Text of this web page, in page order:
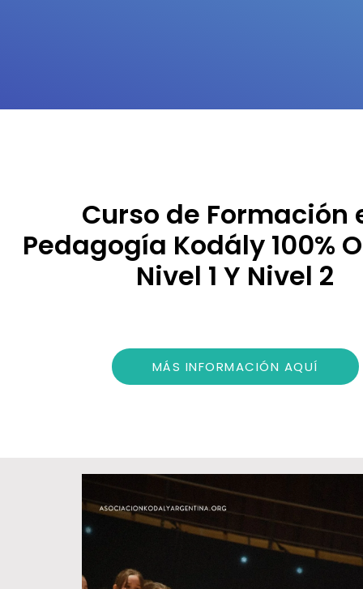
Curso de Formación
Pedagogía Kodály 100%
Nivel 1 Y Nivel 2
MÁS INFORMACIÓN AQUÍ